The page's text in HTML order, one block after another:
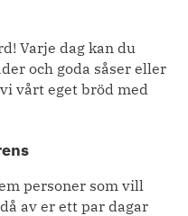
Varje dag kan du
och goda såser eller
vårt eget bröd med
personer som vill
av er ett par dagar